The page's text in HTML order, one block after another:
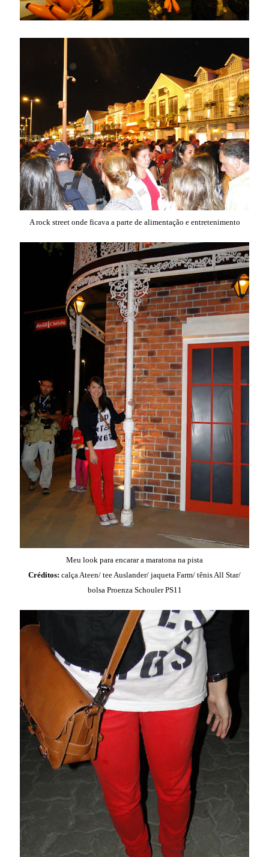
A rock street onde ficava a parte de alimentação e entretenimento
Meu look para encarar a maratona na pista
Créditos: calça Ateen/ tee Auslander/ jaqueta Farm/ tênis All Star/
bolsa Proenza Schouler PS11